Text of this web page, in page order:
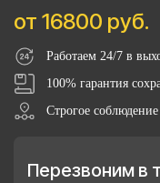
от 16800 руб.
Работаем 24/7 в
100% гарантия
Строгое
Перезвоним в